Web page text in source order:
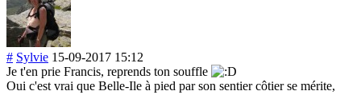
# Sylvie 15-09-2017 15:12
Je t'en prie Francis, reprends ton souffle
Oui c'est vrai que Belle-Ile à pied par son sentier côtier se mérite,